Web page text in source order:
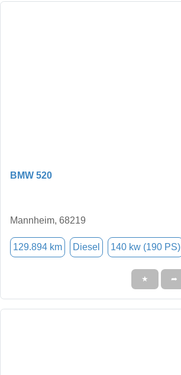
BMW 520
Mannheim, 68219
129.894 km Diesel 140 kw (190 PS)
★ ➦